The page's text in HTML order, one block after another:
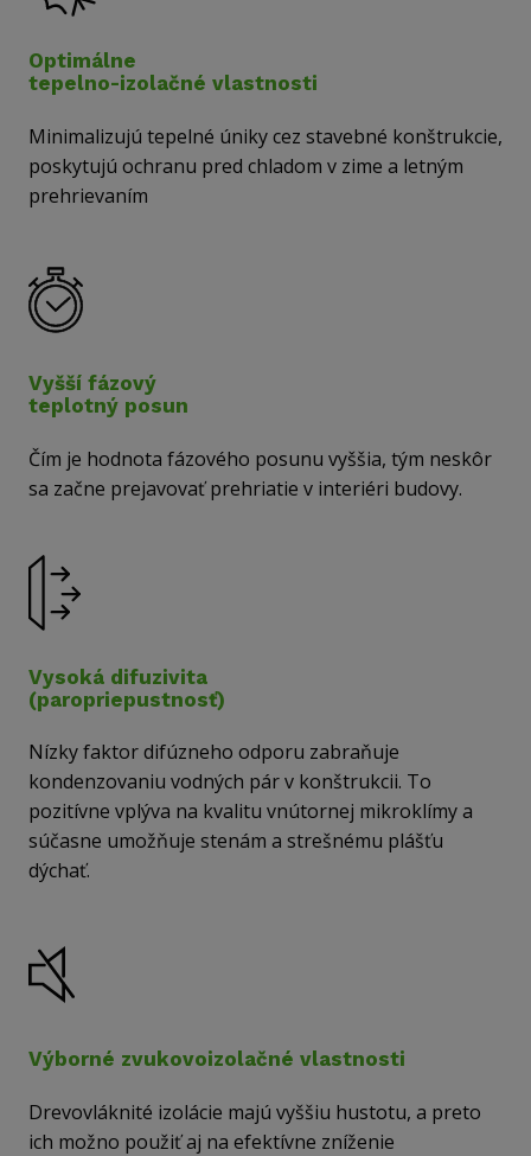
Optimálne
tepelno-izolačné vlastnosti
Minimalizujú tepelné úniky cez stavebné konštrukcie,
poskytujú ochranu pred chladom v zime a letným
prehrievaním
Vyšší fázový
teplotný posun
Čím je hodnota fázového posunu vyššia, tým neskôr
sa začne prejavovať prehriatie v interiéri budovy.
Vysoká difuzivita
(paropriepustnosť)
Nízky faktor difúzneho odporu zabraňuje
kondenzovaniu vodných pár v konštrukcii. To
pozitívne vplýva na kvalitu vnútornej mikroklímy a
súčasne umožňuje stenám a strešnému plášťu
dýchať.
Výborné zvukovoizolačné vlastnosti
Drevovláknité izolácie majú vyššiu hustotu, a preto
ich možno použiť aj na efektívne zníženie